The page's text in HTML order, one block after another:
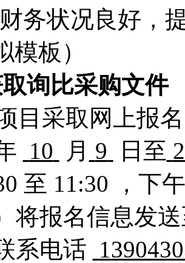
务状况良好，
模板）
询比采购文件
目采取网上报
10 月 9 日至
至 11:30 ，下
将报名信息发
系电话